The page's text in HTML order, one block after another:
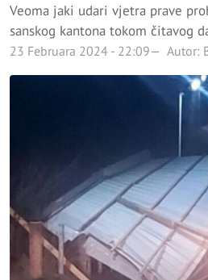
Veoma jaki udari vjetra prave
sanskog kantona tokom čitavog
23 Februara 2024 - 22:09 Autor: